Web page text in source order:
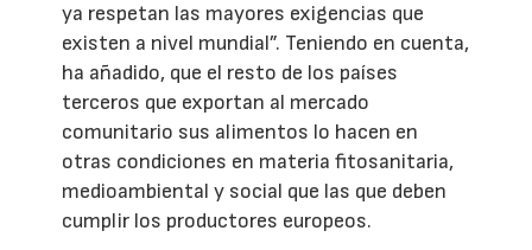
ya respetan las mayores exigencias que
existen a nivel mundial”. Teniendo en cuenta,
ha añadido, que el resto de los países
terceros que exportan al mercado
comunitario sus alimentos lo hacen en
otras condiciones en materia fitosanitaria,
medioambiental y social que las que deben
cumplir los productores europeos.